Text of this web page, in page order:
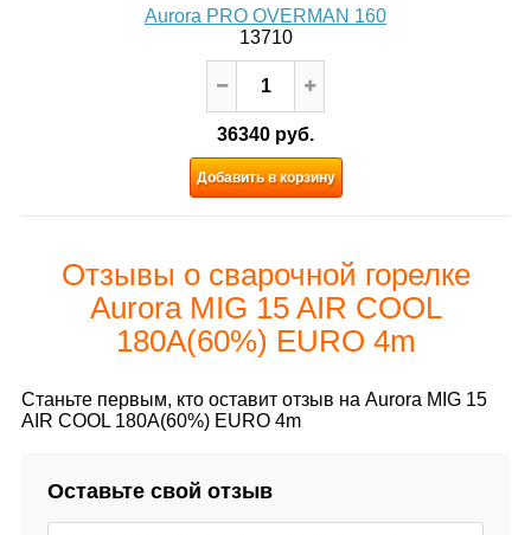
Aurora PRO OVERMAN 160
13710
36340 руб.
Добавить в корзину
Отзывы о сварочной горелке
Aurora MIG 15 AIR COOL
180A(60%) EURO 4m
Станьте первым, кто оставит отзыв на Aurora MIG 15
AIR COOL 180A(60%) EURO 4m
Оставьте свой отзыв